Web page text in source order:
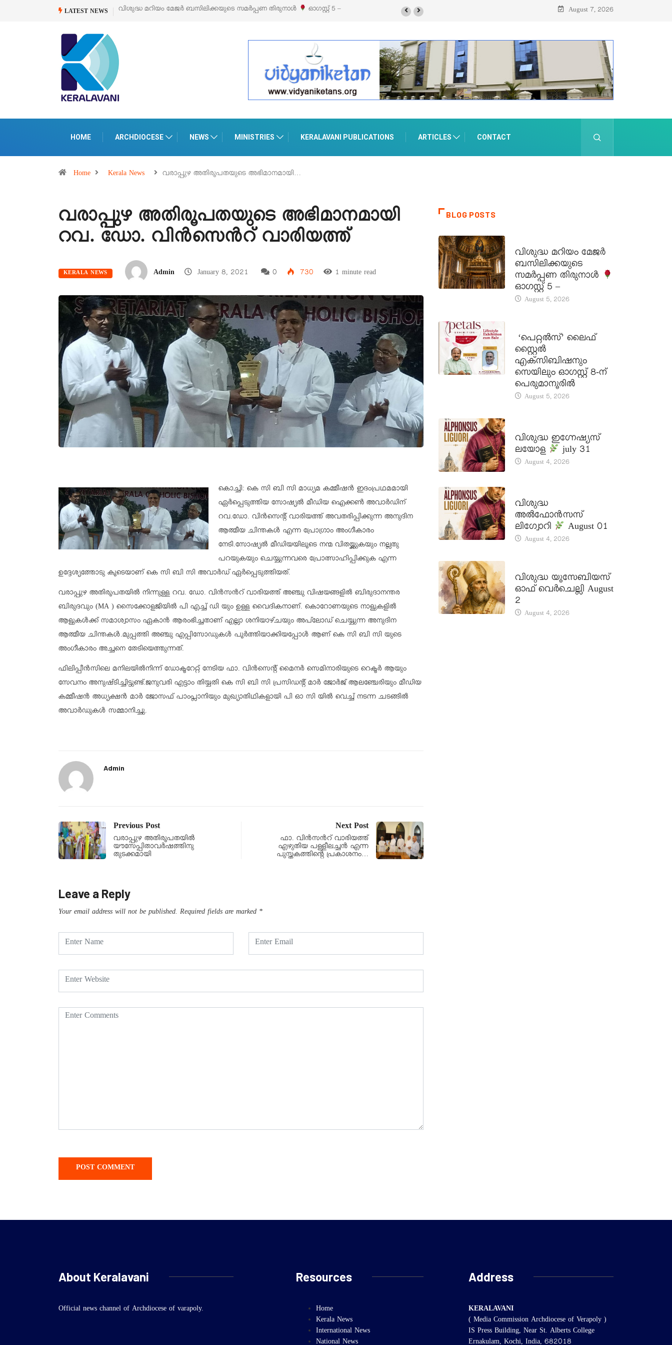
LATEST NEWS
വിശുദ്ധ മറിയം മേജർ ബസിലിക്കയുടെ സമർപ്പണ തിരുനാൾ ഓഗസ്റ്റ് 5 –‘പെറ്റൽസ്’ ലൈഫ് സ്റ്റൈൽ എക്സിബിഷനും സെയിലും ഓഗസ്റ്റ് 8-ന്
August 7, 2026
HOME ARCHDIOCESE NEWS MINISTRIES KERALAVANI PUBLICATIONS ARTICLES CONTACT
Home Kerala News വരാപ്പുഴ അതിരൂപതയുടെ അഭിമാനമായി…
വരാപ്പുഴ അതിരൂപതയുടെ അഭിമാനമായി
റവ. ഡോ. വിൻസെൻറ് വാരിയത്ത്
KERALA NEWS Admin January 8, 2021 0 730 1 minute read
കൊച്ചി: കെ സി ബി സി മാധ്യമ കമ്മീഷൻ ഇദംപ്രഥമമായി
ഏർപ്പെടുത്തിയ സോഷ്യൽ മീഡിയ ഐക്കൺ അവാർഡിന്
റവ.ഡോ. വിൻസെന്റ് വാരിയത്ത് അവതരിപ്പിക്കുന്ന അനുദിന
ആത്മീയ ചിന്തകൾ എന്ന പ്രോഗ്രാം അംഗീകാരം
നേടി.സോഷ്യൽ മീഡിയയിലൂടെ നന്മ വിതയ്ക്കുകയും നല്ലതു
പറയുകയും ചെയ്യുന്നവരെ പ്രോത്സാഹിപ്പിക്കുക എന്ന
ഉദ്ദേശ്യത്തോടു കൂടെയാണ് കെ സി ബി സി അവാർഡ് ഏർപ്പെടുത്തിയത്.
വരാപ്പുഴ അതിരൂപതയിൽ നിന്നുള്ള റവ. ഡോ. വിൻസൻറ് വാരിയത്ത് അഞ്ചു വിഷയങ്ങളിൽ ബിരുദാനന്തര
ബിരുദവും (MA ) സൈക്കോളജിയിൽ പി എച്ച് ഡി യും ഉള്ള വൈദികനാണ്. കൊറോണയുടെ നാളുകളിൽ
ആളുകൾക്ക് സമാശ്വാസം ഏകാൻ ആരംഭിച്ചതാണ് എല്ലാ ശനിയാഴ്ചയും അപ്‌ലോഡ് ചെയ്യുന്ന അനുദിന
ആത്മീയ ചിന്തകൾ.മുപ്പത്തി അഞ്ചു എപ്പിസോഡുകൾ പൂർത്തിയാക്കിയപ്പോൾ ആണ് കെ സി ബി സി യുടെ
അംഗീകാരം അച്ചനെ തേടിയെത്തുന്നത്.
ഫിലിപ്പീൻസിലെ മനിലയിൽനിന്ന് ഡോക്ടറേറ്റ് നേടിയ ഫാ. വിൻസെന്റ് മൈനർ സെമിനാരിയുടെ റെക്ടർ ആയും
സേവനം അനുഷ്‌ടിച്ചിട്ടുണ്ട്.ജനുവരി എട്ടാം തിയ്യതി കെ സി ബി സി പ്രസിഡന്റ് മാർ ജോർജ് ആലഞ്ചേരിയും മീഡിയ
കമ്മീഷൻ അധ്യക്ഷൻ മാർ ജോസഫ് പാംപ്ലാനിയും മുഖ്യാതിഥികളായി പി ഓ സി യിൽ വെച്ച് നടന്ന ചടങ്ങിൽ
അവാർഡുകൾ സമ്മാനിച്ചു.
Admin
Previous Post
വരാപ്പുഴ അതിരൂപതയിൽ
യൗസേപ്പിതാവർഷത്തിനു
തുടക്കമായി
Next Post
ഫാ. വിൻസൻറ് വാരിയത്ത്
എഴുതിയ പള്ളീലച്ചൻ എന്ന
പുസ്തകത്തിന്റെ പ്രകാശനം…
Leave a Reply
Your email address will not be published. Required fields are marked *
BLOG POSTS
വിശുദ്ധ മറിയം മേജർ
ബസിലിക്കയുടെ
സമർപ്പണ തിരുനാൾ
ഓഗസ്റ്റ് 5 –
August 5, 2026
‘പെറ്റൽസ്’ ലൈഫ്
സ്റ്റൈൽ
എക്സിബിഷനും
സെയിലും ഓഗസ്റ്റ് 8-ന്
പെരുമാനൂരിൽ
August 5, 2026
വിശുദ്ധ ഇഗ്നേഷ്യസ്
ലയോള
july 31
August 4, 2026
വിശുദ്ധ
അൽഫോൻസസ്
ലിഗ്വോറി
August 01
August 4, 2026
വിശുദ്ധ യൂസേബിയസ്
ഓഫ് വെർചെല്ലി August
2
August 4, 2026
About Keralavani
Official news channel of Archdiocese of varapoly.
Resources
Home
Kerala News
International News
National News
Address
KERALAVANI
( Media Commission Archdiocese of Verapoly )
IS Press Building, Near St. Alberts College
Ernakulam, Kochi, India, 682018